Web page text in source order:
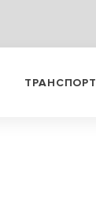
ТРАНСПОРТ